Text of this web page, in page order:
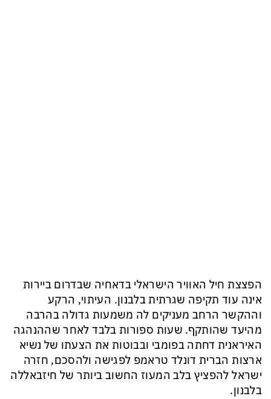
הפצצת חיל האוויר הישראלי בדאחיה שבדרום ביירות
אינה עוד תקיפה שגרתית בלבנון. העיתוי, הרקע
וההקשר הרחב מעניקים לה משמעות גדולה בהרבה
מהיעד שהותקף. שעות ספורות בלבד לאחר שההנהגה
האיראנית דחתה בפומבי ובבוטות את הצעתו של נשיא
ארצות הברית דונלד טראמפ לפגישה ולהסכם, חזרה
ישראל להפציץ בלב המעוז החשוב ביותר של חיזבאללה
בלבנון.